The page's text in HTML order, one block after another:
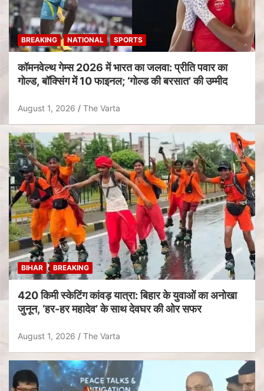
BREAKING NATIONAL SPORTS
कॉमनवेल्थ गेम्स 2026 में भारत का जलवा: प्रीति पवार का
गोल्ड, बॉक्सिंग में 10 फाइनल; ‘गोल्ड की बरसात’ की उम्मीद
August 1, 2026 The Varta
BIHAR BREAKING
420 किमी स्केटिंग कांवड़ यात्रा: बिहार के युवाओं का अनोखा
जुनून, ‘हर-हर महादेव’ के साथ देवघर की ओर सफर
August 1, 2026 The Varta